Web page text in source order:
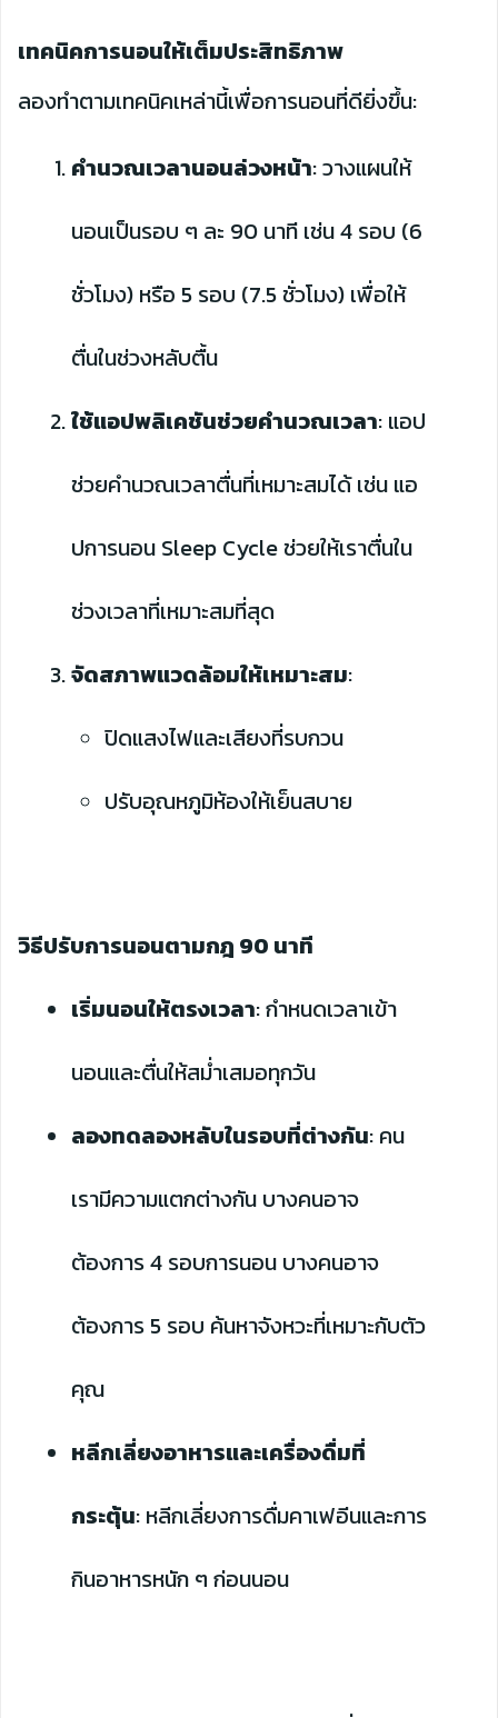
เทคนิคการนอนให้เต็มประสิทธิภาพ
ลองทำตามเทคนิคเหล่านี้เพื่อการนอนที่ดียิ่งขึ้น:
คำนวณเวลานอนล่วงหน้า: วางแผนให้
นอนเป็นรอบ ๆ ละ 90 นาที เช่น 4 รอบ (6
ชั่วโมง) หรือ 5 รอบ (7.5 ชั่วโมง) เพื่อให้
ตื่นในช่วงหลับตื้น
ใช้แอปพลิเคชันช่วยคำนวณเวลา: แอป
ช่วยคำนวณเวลาตื่นที่เหมาะสมได้ เช่น แอ
ปการนอน Sleep Cycle ช่วยให้เราตื่นใน
ช่วงเวลาที่เหมาะสมที่สุด
จัดสภาพแวดล้อมให้เหมาะสม:
ปิดแสงไฟและเสียงที่รบกวน
ปรับอุณหภูมิห้องให้เย็นสบาย
วิธีปรับการนอนตามกฎ 90 นาที
เริ่มนอนให้ตรงเวลา: กำหนดเวลาเข้า
นอนและตื่นให้สม่ำเสมอทุกวัน
ลองทดลองหลับในรอบที่ต่างกัน: คน
เรามีความแตกต่างกัน บางคนอาจ
ต้องการ 4 รอบการนอน บางคนอาจ
ต้องการ 5 รอบ ค้นหาจังหวะที่เหมาะกับตัว
คุณ
หลีกเลี่ยงอาหารและเครื่องดื่มที่
กระตุ้น: หลีกเลี่ยงการดื่มคาเฟอีนและการ
กินอาหารหนัก ๆ ก่อนนอน